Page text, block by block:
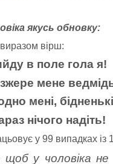
якусь обновку:
виразом вірш:
в поле гола я!
мене
мені,
нічого надіть!
у 99 випадках із
щоб у чоловіка не